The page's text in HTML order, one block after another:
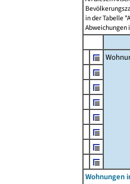
in der Tabelle
Abweichungen
Wohnungen